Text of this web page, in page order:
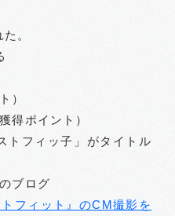
。
）
得ポイント）
トフィッ子」がタイトル
ブログ
フィット』のCM撮影を